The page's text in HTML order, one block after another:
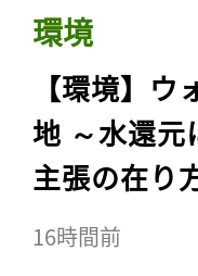
環境
【環境】
地 ～水還元
主張の在り
16時間前